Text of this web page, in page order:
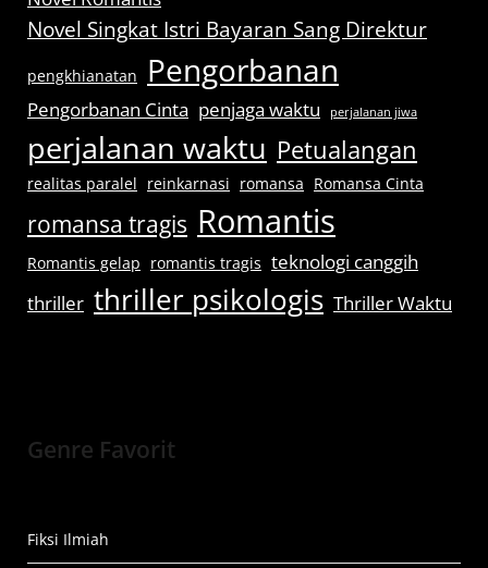
Novel Singkat Istri Bayaran Sang Direktur
pengkhianatan Pengorbanan
Pengorbanan Cinta penjaga waktu perjalanan jiwa
perjalanan waktu Petualangan
realitas paralel reinkarnasi romansa Romansa Cinta
romansa tragis Romantis
Romantis gelap romantis tragis teknologi canggih
thriller thriller psikologis Thriller Waktu
Genre Favorit
Fiksi Ilmiah